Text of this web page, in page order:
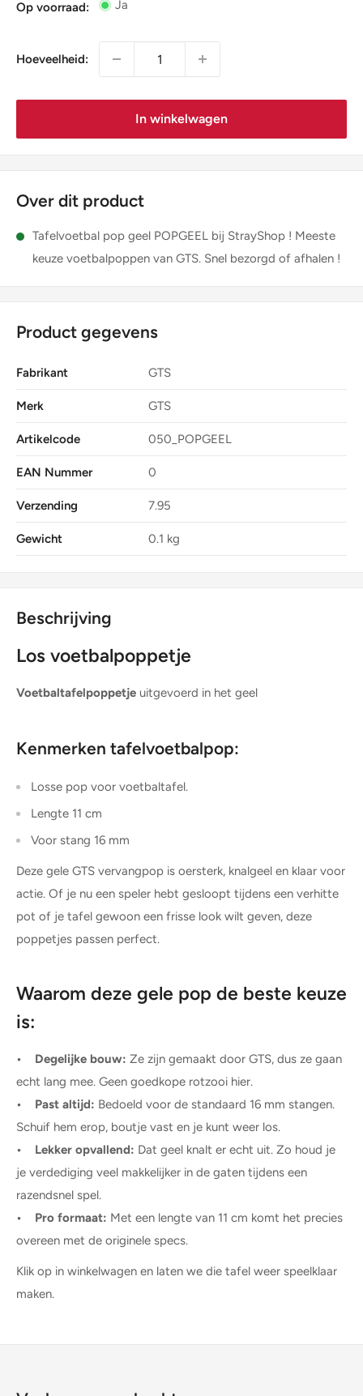
Op voorraad: Ja
Hoeveelheid:
In winkelwagen
Over dit product
Tafelvoetbal pop geel POPGEEL bij StrayShop ! Meeste
keuze voetbalpoppen van GTS. Snel bezorgd of afhalen !
Product gegevens
Fabrikant GTS
Merk GTS
Artikelcode 050_POPGEEL
EAN Nummer 0
Verzending 7.95
Gewicht 0.1 kg
Beschrijving
Los voetbalpoppetje
Voetbaltafelpoppetje uitgevoerd in het geel
Kenmerken tafelvoetbalpop:
Losse pop voor voetbaltafel.
Lengte 11 cm
Voor stang 16 mm
Deze gele GTS vervangpop is oersterk, knalgeel en klaar voor
actie. Of je nu een speler hebt gesloopt tijdens een verhitte
pot of je tafel gewoon een frisse look wilt geven, deze
poppetjes passen perfect.
Waarom deze gele pop de beste keuze
is:
• Degelijke bouw: Ze zijn gemaakt door GTS, dus ze gaan
echt lang mee. Geen goedkope rotzooi hier.
• Past altijd: Bedoeld voor de standaard 16 mm stangen.
Schuif hem erop, boutje vast en je kunt weer los.
• Lekker opvallend: Dat geel knalt er echt uit. Zo houd je
je verdediging veel makkelijker in de gaten tijdens een
razendsnel spel.
• Pro formaat: Met een lengte van 11 cm komt het precies
overeen met de originele specs.
Klik op in winkelwagen en laten we die tafel weer speelklaar
maken.